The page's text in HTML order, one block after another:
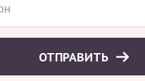
ОТПРАВИТЬ